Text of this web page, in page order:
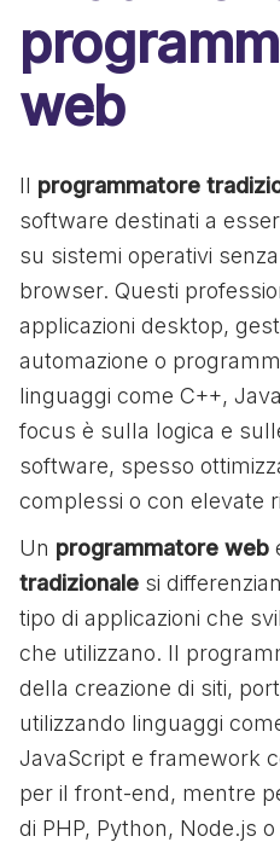
web
Il programmatore
software destinati a
su sistemi operativi
browser. Questi
applicazioni desktop,
automazione o
linguaggi come C++,
focus è sulla logica e
software, spesso
complessi o con elevate
Un programmatore web
tradizionale si
tipo di applicazioni che
che utilizzano. Il
della creazione di siti,
utilizzando linguaggi
JavaScript e framework
per il front-end, mentre
di PHP, Python, Node.js